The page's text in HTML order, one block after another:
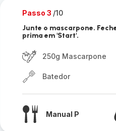
Passo 3 /10
Junte o mascarpone.
prima em 'Start'.
250g Mascarpone
Batedor
Manual P